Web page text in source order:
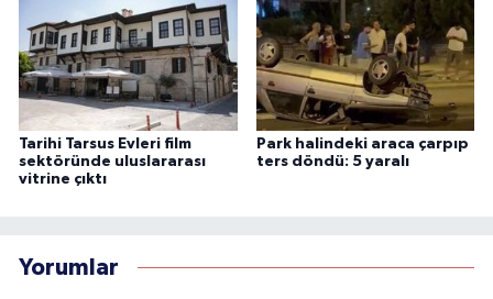
Tarihi Tarsus Evleri film
sektöründe uluslararası
vitrine çıktı
Park halindeki araca çarpıp
ters döndü: 5 yaralı
Yorumlar